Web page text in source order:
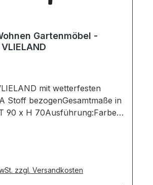
Gartenmöbel -
mit wetterfesten
Stoff bezogenGesamtmaße in
90 x H 70Ausführung:Farbe:
SUNBRELLA Stoff
in schwarzen Aluminium
zzgl. Versandkosten